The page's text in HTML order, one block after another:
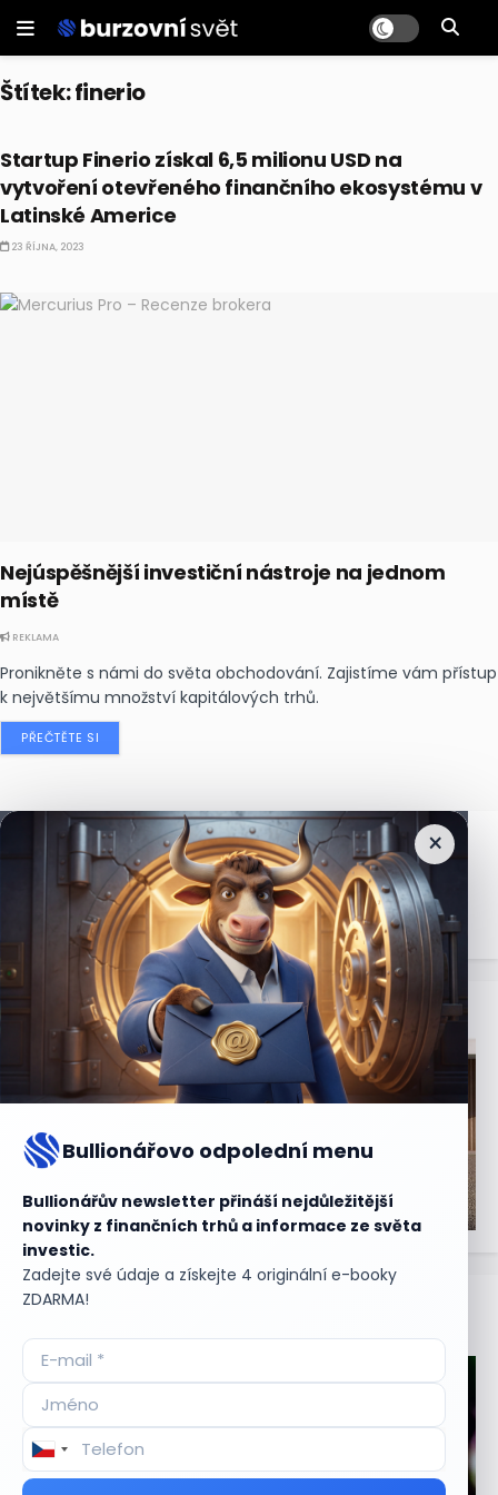
Štítek:finerio
Startup Finerio získal 6,5 milionu USD na
vytvoření otevřeného finančního ekosystému v
Latinské Americe
23 ŘÍJNA, 2023
Nejúspěšnější investiční nástroje na jednom
místě
REKLAMA
Pronikněte s námi do světa obchodování. Zajistíme vám přístup
k největšímu množství kapitálových trhů.
PŘEČTĚTE SI
×
Bullionářovo odpolední menu
Bullionářův newsletter přináší nejdůležitější
novinky z finančních trhů a informace ze světa
investic.
Zadejte své údaje a získejte 4 originální e-booky
ZDARMA!
Nejčtenějšízprávy
Aktuální